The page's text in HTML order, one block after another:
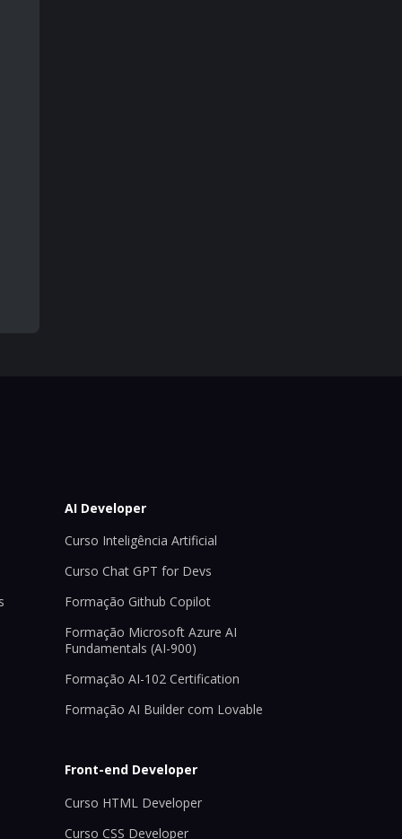
AI Developer
Curso Inteligência Artificial
Curso Chat GPT for Devs
Formação Github Copilot
Formação Microsoft Azure AI
Fundamentals (AI-900)
Formação AI-102 Certification
Formação AI Builder com Lovable
Front-end Developer
Curso HTML Developer
Curso CSS Developer